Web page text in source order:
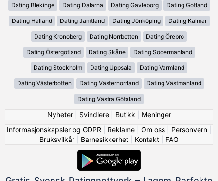
Dating Blekinge Dating Dalarna Dating Gavleborg Dating Gotland
Dating Halland Dating Jamtland Dating Jönköping Dating Kalmar
Dating Kronoberg Dating Norrbotten Dating Örebro
Dating Östergötland Dating Skåne Dating Södermanland
Dating Stockholm Dating Uppsala Dating Varmland
Dating Västerbotten Dating Västernorrland Dating Västmanland
Dating Västra Götaland
Nyheter| Svindlere| Butikk
Meninger
Informasjonskapsler og GDPR
Reklame| Om oss| Personvern|
Bruksvilkår
Barnesikkerhet Kontakt FAQ